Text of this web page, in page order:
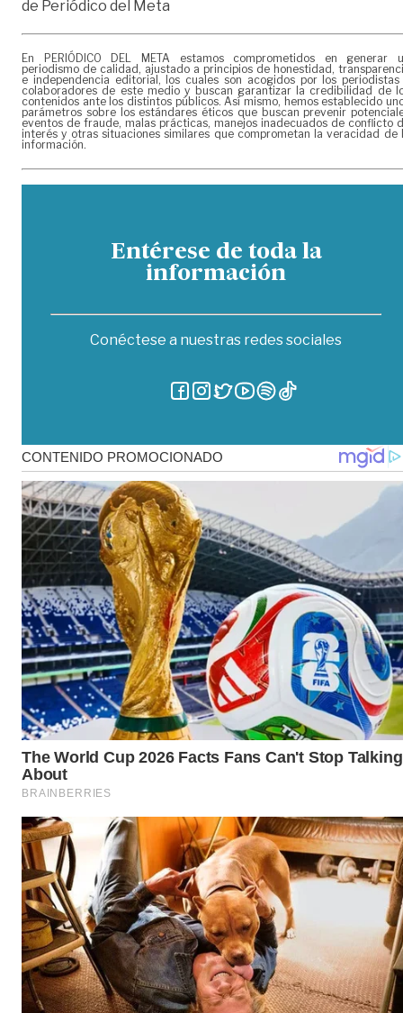
de Periódico del Meta
En PERIÓDICO DEL META estamos comprometidos en generar
periodismo de calidad, ajustado a principios de honestidad,
e independencia editorial, los cuales son acogidos por los periodistas
colaboradores de este medio y buscan garantizar la credibilidad de
contenidos ante los distintos públicos. Así mismo, hemos establecido
parámetros sobre los estándares éticos que buscan prevenir
eventos de fraude, malas prácticas, manejos inadecuados de conflicto
interés y otras situaciones similares que comprometan la veracidad de
información.
Entérese de toda la
información
Conéctese a nuestras redes sociales